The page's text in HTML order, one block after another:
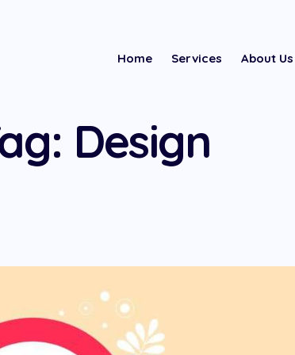
Home Services About Us
Design